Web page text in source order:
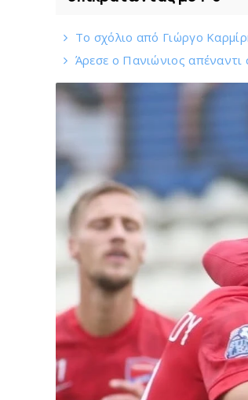
Το σχόλιο από Γιώργο
Άρεσε ο Πανιώνιος απέναντι